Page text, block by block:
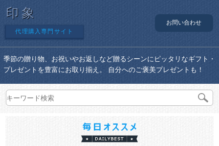
印象
代理購入専門サイト
お問い合わせ
季節の贈り物、お祝いやお返しなど贈るシーンにピッタリなギフト・
プレゼントを豊富にお取り揃え。 自分へのご褒美プレゼントも！